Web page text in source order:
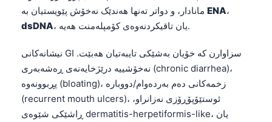
ENA،
dsDNA
، یان تاقیکردنەوەی کۆمپلەمنت هەیە.
نیشانەکانی GI سزاوارن کە خۆیان بەشێکی تایبەتیان هەبێت.
نەخۆشییە درێژخایەنەی ڕەشەبەری (chronic diarrhea)،
پڕبوونەوە (bloating)، زخمەکانی دەم بەردەوام/دووبارە
(recurrent mouth ulcers)، ئوستێۆپۆڕۆزی نەزانراو،
ڕاشێکی شێوەی dermatitis-herpetiformis-like، یان